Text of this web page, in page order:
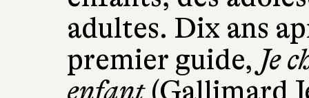
adultes. Dix ans
premier guide, Je
enfant(Gallimard